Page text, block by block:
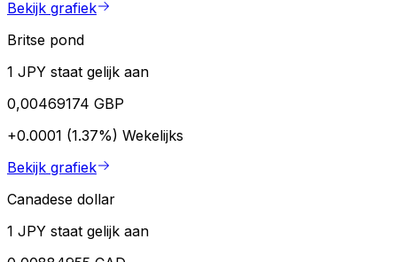
Bekijk grafiek
Britse pond
1 JPY staat gelijk aan
0,00469174 GBP
+0.0001 (1.37%) Wekelijks
Bekijk grafiek
Canadese dollar
1 JPY staat gelijk aan